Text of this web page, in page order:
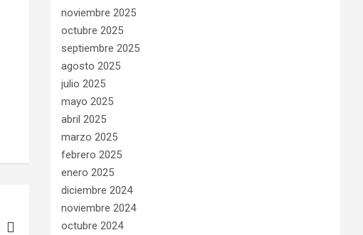
noviembre 2025
octubre 2025
septiembre 2025
agosto 2025
julio 2025
mayo 2025
abril 2025
marzo 2025
febrero 2025
enero 2025
diciembre 2024
noviembre 2024
octubre 2024